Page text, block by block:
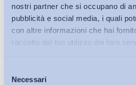
nostri partner che si occupano di
pubblicità e social media, i quali
con altre informazioni che hai
raccolto dal tuo utilizzo dei loro
delNecessariBollettini ADAPT